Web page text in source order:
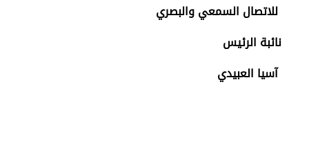
للاتصال السمعي والبصري
نائبة الرئيس
آسيا العبيدي